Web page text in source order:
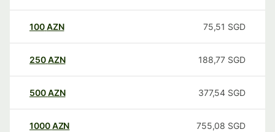
100AZN 75,51 SGD
250AZN 188,77 SGD
500AZN 377,54 SGD
1000AZN 755,08 SGD